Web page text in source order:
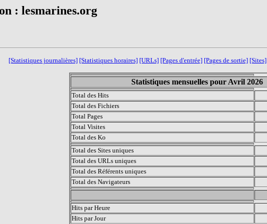
: lesmarines.org
[Statistiques journalières] [Statistiques horaires] [URLs] [Pages d'entrée] [Pages de sortie] [Sites]
Statistiques mensuelles pour Avril 2026
Total des Hits
Total des Fichiers
Total Pages
Total Visites
Total des Ko
Total des Sites uniques
Total des URLs uniques
Total des Référents uniques
Total des Navigateurs
Hits par Heure
Hits par Jour